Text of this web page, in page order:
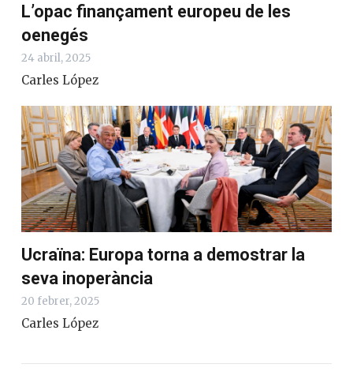
L’opac finançament europeu de les
oenegés
24 abril, 2025
Carles López
Ucraïna: Europa torna a demostrar la
seva inoperància
20 febrer, 2025
Carles López